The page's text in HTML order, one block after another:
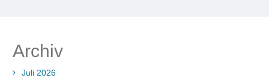
Archiv
Juli 2026